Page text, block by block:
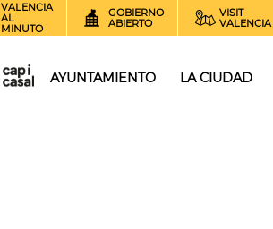
VALENCIA
AL
MINUTO
GOBIERNO
ABIERTO
VISIT
VALENCIA
AYUNTAMIENTO LA CIUDAD